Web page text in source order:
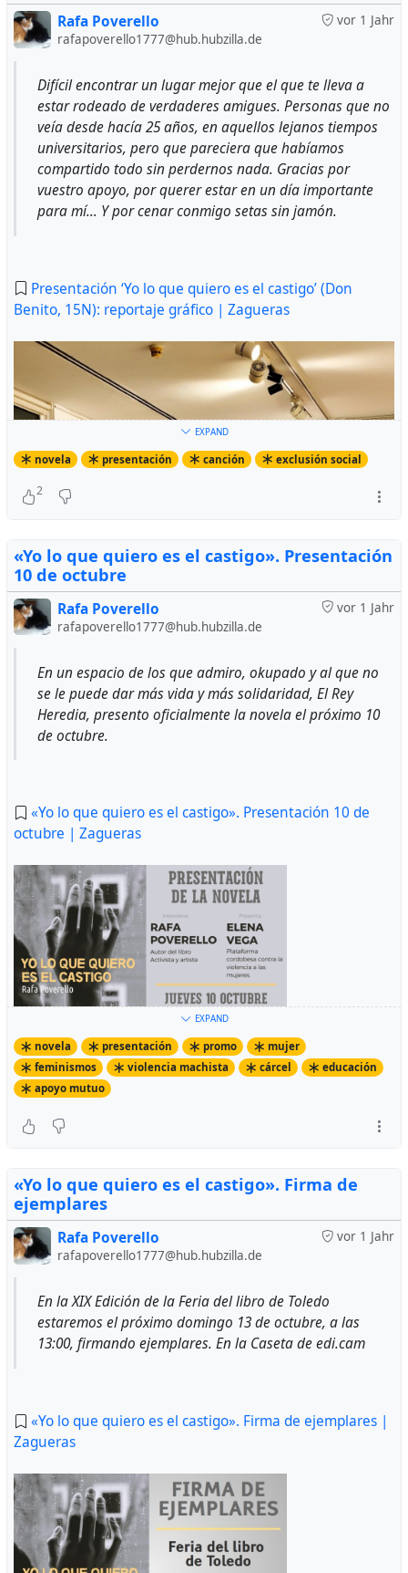
vor 1 Jahr
Rafa Poverello
rafapoverello1777@hub.hubzilla.de
Difícil encontrar un lugar mejor que el que te lleva a
estar rodeado de verdaderes amigues. Personas que no
veía desde hacía 25 años, en aquellos lejanos tiempos
universitarios, pero que pareciera que habíamos
compartido todo sin perdernos nada. Gracias por
vuestro apoyo, por querer estar en un día importante
para mí… Y por cenar conmigo setas sin jamón.
Presentación ‘Yo lo que quiero es el castigo’ (Don
Benito, 15N): reportaje gráfico | Zagueras
EXPAND
novela presentación canción exclusión social
2
«Yo lo que quiero es el castigo». Presentación
10 de octubre
vor 1 Jahr
Rafa Poverello
rafapoverello1777@hub.hubzilla.de
En un espacio de los que admiro, okupado y al que no
se le puede dar más vida y más solidaridad, El Rey
Heredia, presento oficialmente la novela el próximo 10
de octubre.
«Yo lo que quiero es el castigo». Presentación 10 de
octubre | Zagueras
EXPAND
novela presentación promo
mujer
feminismos
violencia machista cárcel
educación
apoyo mutuo
«Yo lo que quiero es el castigo». Firma de
ejemplares
vor 1 Jahr
Rafa Poverello
rafapoverello1777@hub.hubzilla.de
En la XIX Edición de la Feria del libro de Toledo
estaremos el próximo domingo 13 de octubre, a las
13:00, firmando ejemplares. En la Caseta de edi.cam
«Yo lo que quiero es el castigo». Firma de ejemplares |
Zagueras